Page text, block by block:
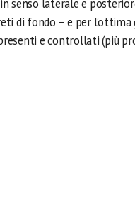
senso laterale e
di fondo – e per l’ottima
e controllati (più